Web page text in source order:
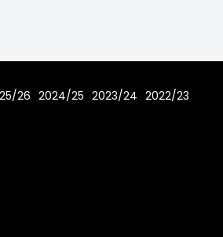
26 2024/25 2023/24 2022/23